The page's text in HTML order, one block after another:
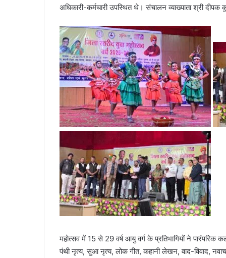
अधिकारी-कर्मचारी उपस्थित थे। संचालन व्याख्याता श्री दीपक
महोत्सव में 15 से 29 वर्ष आयु वर्ग के प्रतिभागियों ने पारंपरिक
पंथी नृत्य, सुआ नृत्य, लोक गीत, कहानी लेखन, वाद-विवाद,